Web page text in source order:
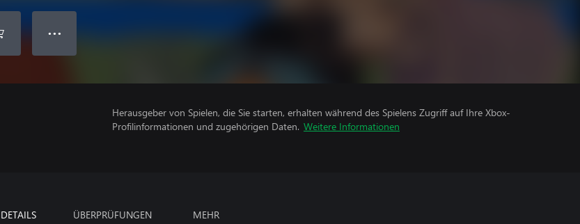
● ● ●
Herausgeber von Spielen, die Sie starten, erhalten während des Spielens Zugriff auf Ihre Xbox-
Profilinformationen und zugehörigen Daten. Weitere Informationen
DETAILS ÜBERPRÜFUNGEN MEHR